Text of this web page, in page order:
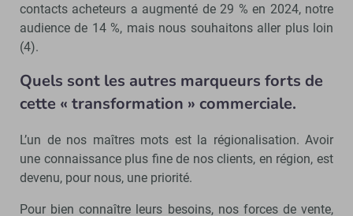
contacts acheteurs a augmenté de 29 % en 2024, notre
audience de 14 %, mais nous souhaitons aller plus loin
(4).
Quels sont les autres marqueurs forts de
cette « transformation » commerciale.
L’un de nos maîtres mots est la régionalisation. Avoir
une connaissance plus fine de nos clients, en région, est
devenu, pour nous, une priorité.
Pour bien connaître leurs besoins, nos forces de vente,